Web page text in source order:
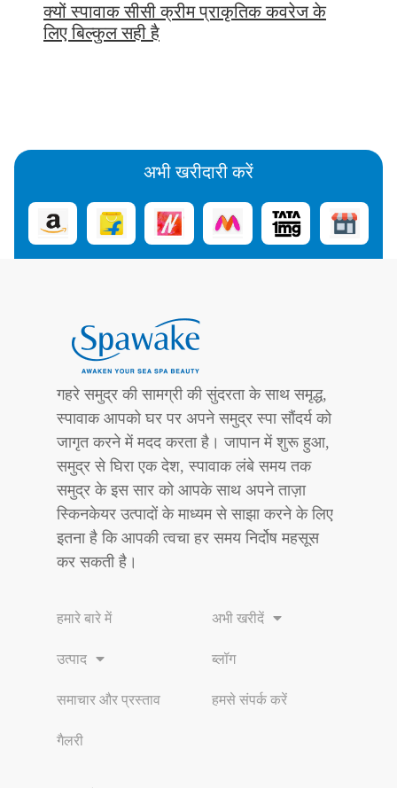
क्यों स्पावाक सीसी क्रीम प्राकृतिक कवरेज के
लिए बिल्कुल सही है
अभी खरीदारी करें
गहरे समुद्र की सामग्री की सुंदरता के साथ समृद्ध,
स्पावाक आपको घर पर अपने समुद्र स्पा सौंदर्य को
जागृत करने में मदद करता है। जापान में शुरू हुआ,
समुद्र से घिरा एक देश, स्पावाक लंबे समय तक
समुद्र के इस सार को आपके साथ अपने ताज़ा
स्किनकेयर उत्पादों के माध्यम से साझा करने के लिए
इतना है कि आपकी त्वचा हर समय निर्दोष महसूस
कर सकती है।
हमारे बारे में
उत्पाद
समाचार और प्रस्ताव
गैलरी
अभी खरीदें
ब्लॉग
हमसे संपर्क करें